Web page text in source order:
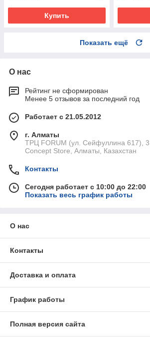
Купить
Показать ещё
О нас
Рейтинг не сформирован
Менее 5 отзывов за последний год
Работает с 21.05.2012
г. Алматы
ТРЦ FORUM (ул. Сейфуллина 617), 3
Concept Store, Алматы, Казахстан
Контакты
Сегодня работает с 10:00 до 22:00
Показать весь график работы
О нас
Контакты
Доставка и оплата
График работы
Полная версия сайта